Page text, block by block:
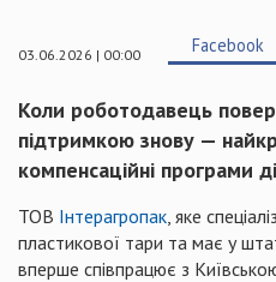
03.06.2026 | 00:00 Facebook
Коли роботодавець
підтримкою знову —
компенсаційні програми
ТОВ Інтерагропак, яке
пластикової тари та має у
вперше співпрацює з